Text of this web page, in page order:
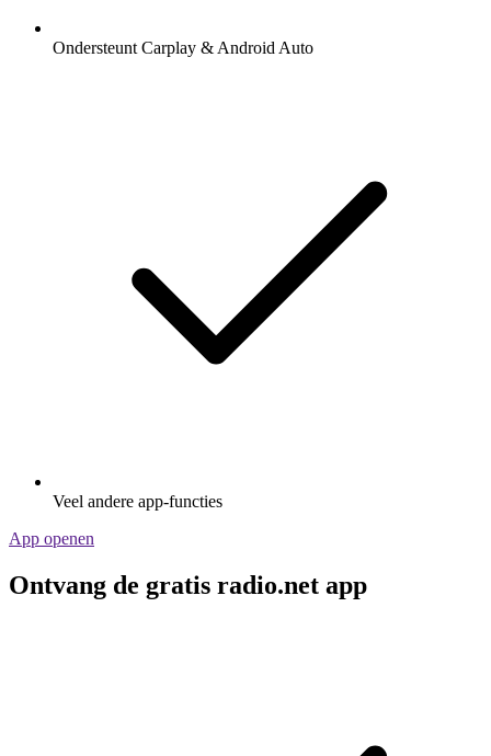
Ondersteunt Carplay & Android Auto
Veel andere app-functies
App openen
Ontvang de gratis radio.net app